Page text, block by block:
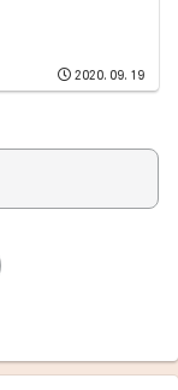
2020.09.19